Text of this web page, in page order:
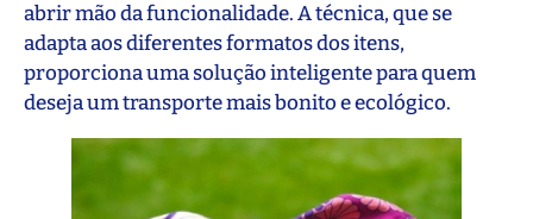
abrir mão da funcionalidade. A técnica, que se
adapta aos diferentes formatos dos itens,
proporciona uma solução inteligente para quem
deseja um transporte mais bonito e ecológico.